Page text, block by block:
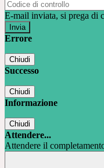
E-mail inviata, si prega di
Errore
Chiudi
Successo
Chiudi
Informazione
Chiudi
Attendere...
Attendere il